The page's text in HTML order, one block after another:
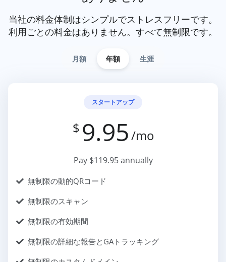
当社の料金体制はシンプルでストレスフリーです。
利用ごとの料金はありません。すべて無制限です。
月額 年額 生涯
スタートアップ
$ 9.95/mo
Pay $119.95 annually
無制限の動的QRコード
無制限のスキャン
無制限の有効期間
無制限の詳細な報告とGAトラッキング